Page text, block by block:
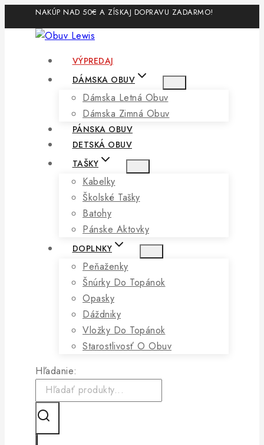
to
content
NAKÚP NAD 50€ A ZÍSKAJ DOPRAVU ZADARMO!
VÝPREDAJ
DÁMSKA OBUV
Dámska Letná Obuv
Dámska Zimná Obuv
PÁNSKA OBUV
DETSKÁ OBUV
TAŠKY
Kabelky
Školské Tašky
Batohy
Pánske Aktovky
DOPLNKY
Peňaženky
Šnúrky Do Topánok
Opasky
Dáždniky
Vložky Do Topánok
Starostlivosť O Obuv
Hľadanie: